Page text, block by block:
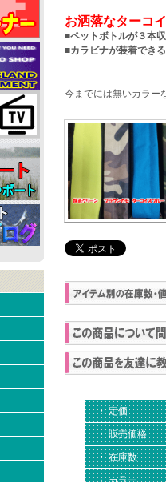
お洒落なターコ
■ペットボトルが３本
■カラビナが装着でき
今までには無いカラー
・ 定価
・ 販売価格
・ 在庫数